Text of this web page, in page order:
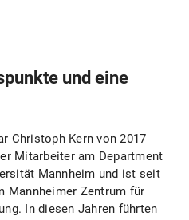
und eine
Christoph Kern von 2017
Mitarbeiter am Department
Mannheim und ist seit
Mannheimer Zentrum für
In diesen Jahren führten